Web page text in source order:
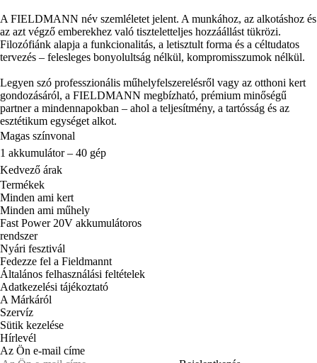
A FIELDMANN név szemléletet jelent. A munkához, az alkotáshoz és
az azt végző emberekhez való tiszteletteljes hozzáállást tükrözi.
Filozófiánk alapja a funkcionalitás, a letisztult forma és a céltudatos
tervezés – felesleges bonyolultság nélkül, kompromisszumok nélkül.
Legyen szó professzionális műhelyfelszerelésről vagy az otthoni kert
gondozásáról, a FIELDMANN megbízható, prémium minőségű
partner a mindennapokban – ahol a teljesítmény, a tartósság és az
esztétikum egységet alkot.
Magas színvonal
1 akkumulátor – 40 gép
Kedvező árak
Termékek
Minden ami kert
Minden ami műhely
Fast Power 20V akkumulátoros
rendszer
Nyári fesztivál
Fedezze fel a Fieldmannt
Általános felhasználási feltételek
Adatkezelési tájékoztató
A Márkáról
Szervíz
Sütik kezelése
Hírlevél
Az Ön e-mail címe